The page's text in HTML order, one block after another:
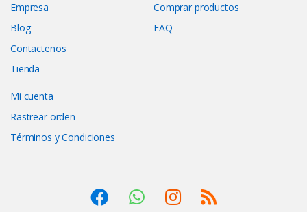
Empresa
Blog
Contactenos
Tienda
Comprar productos
FAQ
Mi cuenta
Rastrear orden
Términos y Condiciones